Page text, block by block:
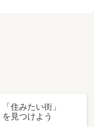
「住みたい街」
を見つけよう